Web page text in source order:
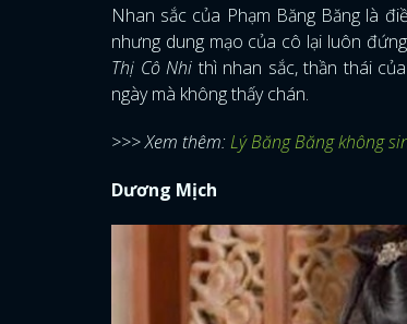
Nhan sắc của Phạm Băng Băng là
nhưng dung mạo của cô lại luôn
Thị Cô Nhi thì nhan sắc, thần thái
ngày mà không thấy chán.
>>> Xem thêm:Lý Băng Băng không
Dương Mịch